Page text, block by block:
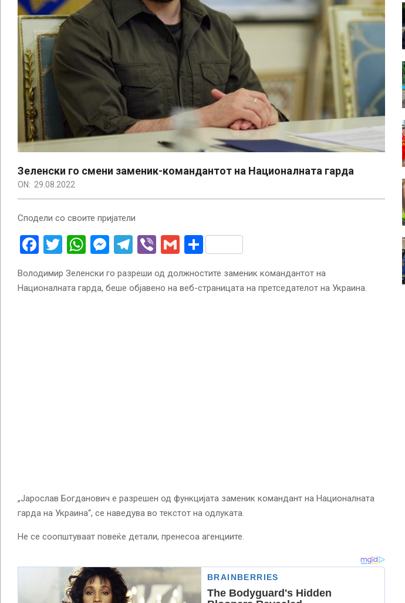
Зеленски го смени заменик-командантот на Националната гарда
ON: 29.08.2022
Сподели со своите пријатели
Facebook
Twitter
WhatsApp
Messenger
Telegram
ViberGmailShare
Володимир Зеленски го разреши од должностите заменик командантот на
Националната гарда, беше објавено на веб-страницата на претседателот на Украина.
„Јарослав Богданович е разрешен од функцијата заменик командант на Националната
гарда на Украина“, се наведува во текстот на одлуката.
Не се соопштуваат повеќе детали, пренесоа агенциите.